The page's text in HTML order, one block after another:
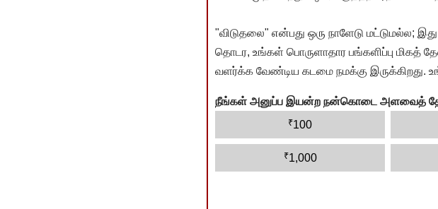
"விடுதலை" என்பது ஒரு நாளேடு மட்டுமல்ல;
தொடர, உங்கள் பொருளாதார பங்களிப்பு மிகத்
வளர்க்க வேண்டிய கடமை நமக்கு
நீங்கள் அனுப்ப இயன்ற நன்கொடை அளவைத்
₹100
₹1,000